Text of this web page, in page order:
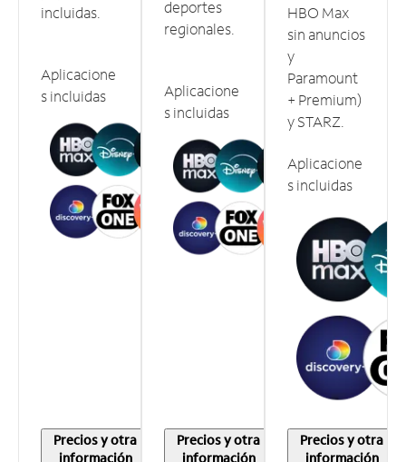
incluidas.
Aplicacione
s incluidas
Precios y otra
información
deportes
regionales.
Aplicacione
s incluidas
Precios y otra
información
HBO Max
sin anuncios
y
Paramount
+ Premium)
y STARZ.
Aplicacione
s incluidas
Precios y otra
información